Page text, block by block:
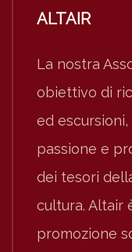
ALTAIR
La nostra
obiettivo di
ed
passione e
dei tesori
cultura. Altair
promozione